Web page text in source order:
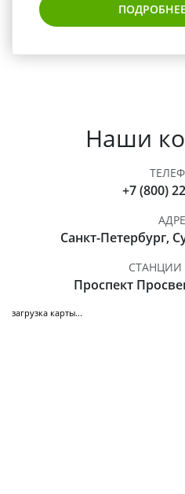
ПОДРОБНЕЕ
Наши
+7 (800)
Санкт-Петербург,
СТАНЦИИ
Проспект
загрузка карты...